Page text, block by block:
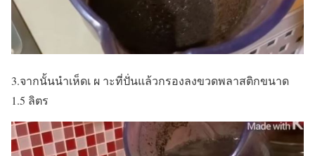
3.จากนั้นนำเห็ดเ ผ าะที่ปั่นแล้วกรองลงขวดพลาสติกขนาด
1.5 ลิตร